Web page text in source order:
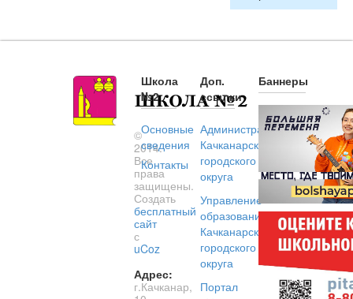
©
2014.
Все
права
защищены.
Создать
бесплатный
сайт
с
uCoz
Адрес:
г.Качканар,
Школа
№2
Основные
сведения
Контакты
Доп.
ссылки
Администрация
Качканарского
городского
округа
Управление
образованием
Качканарского
городского
округа
Портал
Баннеры